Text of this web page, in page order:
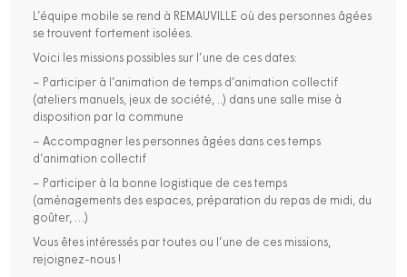
L’équipe mobile se rend à REMAUVILLE où des personnes âgées
se trouvent fortement isolées.
Voici les missions possibles sur l’une de ces dates:
– Participer à l’animation de temps d’animation collectif
(ateliers manuels, jeux de société, ..) dans une salle mise à
disposition par la commune
– Accompagner les personnes âgées dans ces temps
d’animation collectif
– Participer à la bonne logistique de ces temps
(aménagements des espaces, préparation du repas de midi, du
goûter, …)
Vous êtes intéressés par toutes ou l’une de ces missions,
rejoignez-nous !